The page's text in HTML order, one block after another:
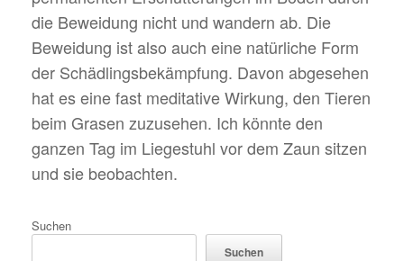
die Beweidung nicht und wandern ab. Die
Beweidung ist also auch eine natürliche Form
der Schädlingsbekämpfung. Davon abgesehen
hat es eine fast meditative Wirkung, den Tieren
beim Grasen zuzusehen. Ich könnte den
ganzen Tag im Liegestuhl vor dem Zaun sitzen
und sie beobachten.
Suchen
Suchen